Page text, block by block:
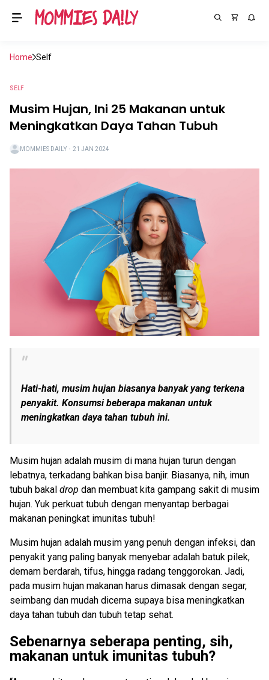
Home Self
SELF
Musim Hujan, Ini 25 Makanan untuk
Meningkatkan Daya Tahan Tubuh
MOMMIES DAILY ・ 21 JAN 2024
Hati-hati, musim hujan biasanya banyak yang terkena
penyakit. Konsumsi beberapa makanan untuk
meningkatkan daya tahan tubuh ini.
Musim hujan adalah musim di mana hujan turun dengan
lebatnya, terkadang bahkan bisa banjir. Biasanya, nih, imun
tubuh bakal drop dan membuat kita gampang sakit di musim
hujan. Yuk perkuat tubuh dengan menyantap berbagai
makanan peningkat imunitas tubuh!
Musim hujan adalah musim yang penuh dengan infeksi, dan
penyakit yang paling banyak menyebar adalah batuk pilek,
demam berdarah, tifus, hingga radang tenggorokan. Jadi,
pada musim hujan makanan harus dimasak dengan segar,
seimbang dan mudah dicerna supaya bisa meningkatkan
daya tahan tubuh dan tubuh tetap sehat.
Sebenarnya seberapa penting, sih,
makanan untuk imunitas tubuh?